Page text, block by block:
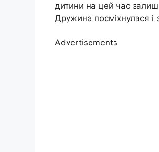
дитини на цей час
Дружина посміхнулася
Advertisements